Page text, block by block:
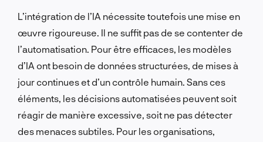
L’intégration de l’IA nécessite toutefois une mise en
œuvre rigoureuse. Il ne suffit pas de se contenter de
l’automatisation. Pour être efficaces, les modèles
d’IA ont besoin de données structurées, de mises à
jour continues et d’un contrôle humain. Sans ces
éléments, les décisions automatisées peuvent soit
réagir de manière excessive, soit ne pas détecter
des menaces subtiles. Pour les organisations,